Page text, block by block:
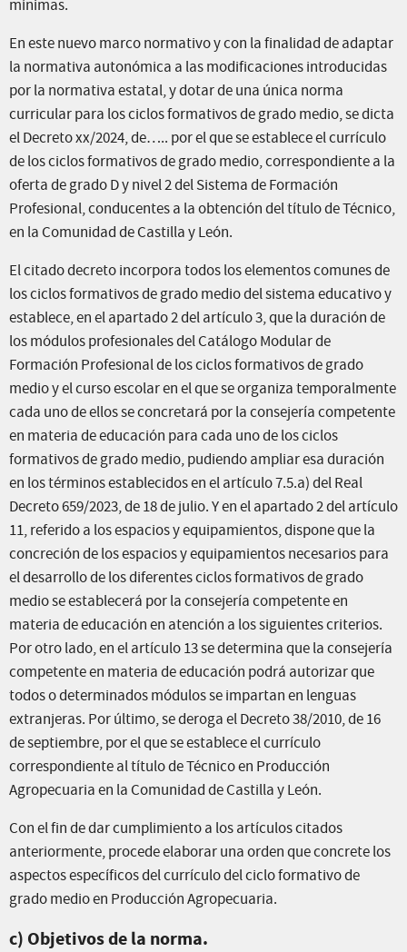
mínimas.
En este nuevo marco normativo y con la finalidad de adaptar
la normativa autonómica a las modificaciones introducidas
por la normativa estatal, y dotar de una única norma
curricular para los ciclos formativos de grado medio, se dicta
el Decreto xx/2024, de….. por el que se establece el currículo
de los ciclos formativos de grado medio, correspondiente a la
oferta de grado D y nivel 2 del Sistema de Formación
Profesional, conducentes a la obtención del título de Técnico,
en la Comunidad de Castilla y León.
El citado decreto incorpora todos los elementos comunes de
los ciclos formativos de grado medio del sistema educativo y
establece, en el apartado 2 del artículo 3, que la duración de
los módulos profesionales del Catálogo Modular de
Formación Profesional de los ciclos formativos de grado
medio y el curso escolar en el que se organiza temporalmente
cada uno de ellos se concretará por la consejería competente
en materia de educación para cada uno de los ciclos
formativos de grado medio, pudiendo ampliar esa duración
en los términos establecidos en el artículo 7.5.a) del Real
Decreto 659/2023, de 18 de julio. Y en el apartado 2 del artículo
11, referido a los espacios y equipamientos, dispone que la
concreción de los espacios y equipamientos necesarios para
el desarrollo de los diferentes ciclos formativos de grado
medio se establecerá por la consejería competente en
materia de educación en atención a los siguientes criterios.
Por otro lado, en el artículo 13 se determina que la consejería
competente en materia de educación podrá autorizar que
todos o determinados módulos se impartan en lenguas
extranjeras. Por último, se deroga el Decreto 38/2010, de 16
de septiembre, por el que se establece el currículo
correspondiente al título de Técnico en Producción
Agropecuaria en la Comunidad de Castilla y León.
Con el fin de dar cumplimiento a los artículos citados
anteriormente, procede elaborar una orden que concrete los
aspectos específicos del currículo del ciclo formativo de
grado medio en Producción Agropecuaria.
c) Objetivos de la norma.